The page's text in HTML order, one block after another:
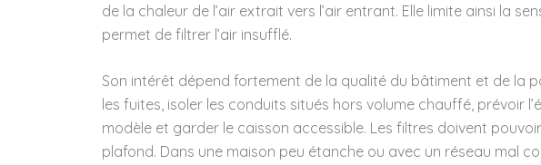
de la chaleur de l’air extrait vers l’air entrant. Elle limite ainsi la
permet de filtrer l’air insufflé.
Son intérêt dépend fortement de la qualité du bâtiment et de la
les fuites, isoler les conduits situés hors volume chauffé, prévoir
modèle et garder le caisson accessible. Les filtres doivent
plafond. Dans une maison peu étanche ou avec un réseau mal